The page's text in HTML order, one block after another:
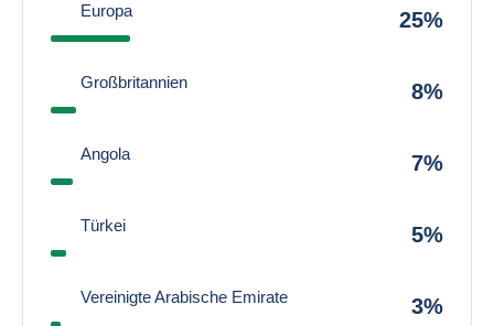
Europa 25%
Großbritannien 8%
Angola 7%
Türkei 5%
Vereinigte Arabische Emirate 3%